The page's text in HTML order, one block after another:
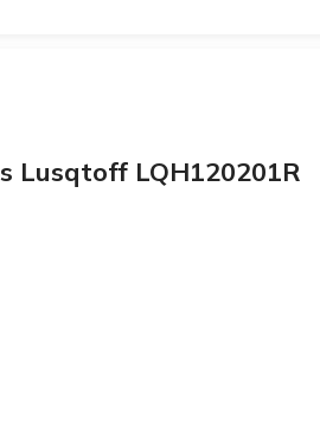
Lusqtoff LQH120201R